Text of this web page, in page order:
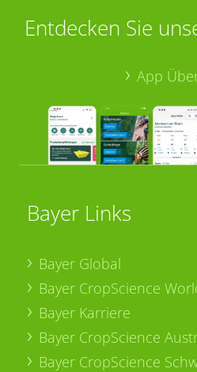
Entdecken Sie
App
Bayer Links
Bayer Global
Bayer CropScience
Bayer Karriere
Bayer CropScience
Bayer CropScience